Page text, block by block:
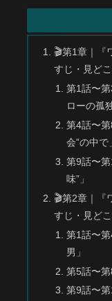
🎬第1章｜『
すじ・見ど
第1話〜
ローの孤
第4話〜
会”の中で」
第9話〜
味”」
🎬第2章｜『
すじ・見ど
第1話〜
男」
第5話〜第
第9話〜